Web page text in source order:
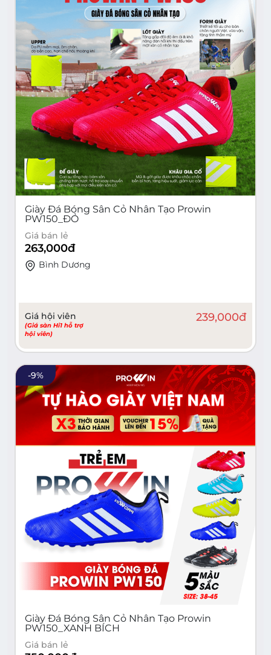
Giày Đá Bóng Sân Cỏ Nhân Tạo Prowin
PW150_ĐỎ
Giá bán lẻ
263,000đ
Bình Dương
Giá hội viên
(Giá sàn Hi1 hỗ trợ
hội viên)
239,000đ
-9%
Giày Đá Bóng Sân Cỏ Nhân Tạo Prowin
PW150_XANH BÍCH
Giá bán lẻ